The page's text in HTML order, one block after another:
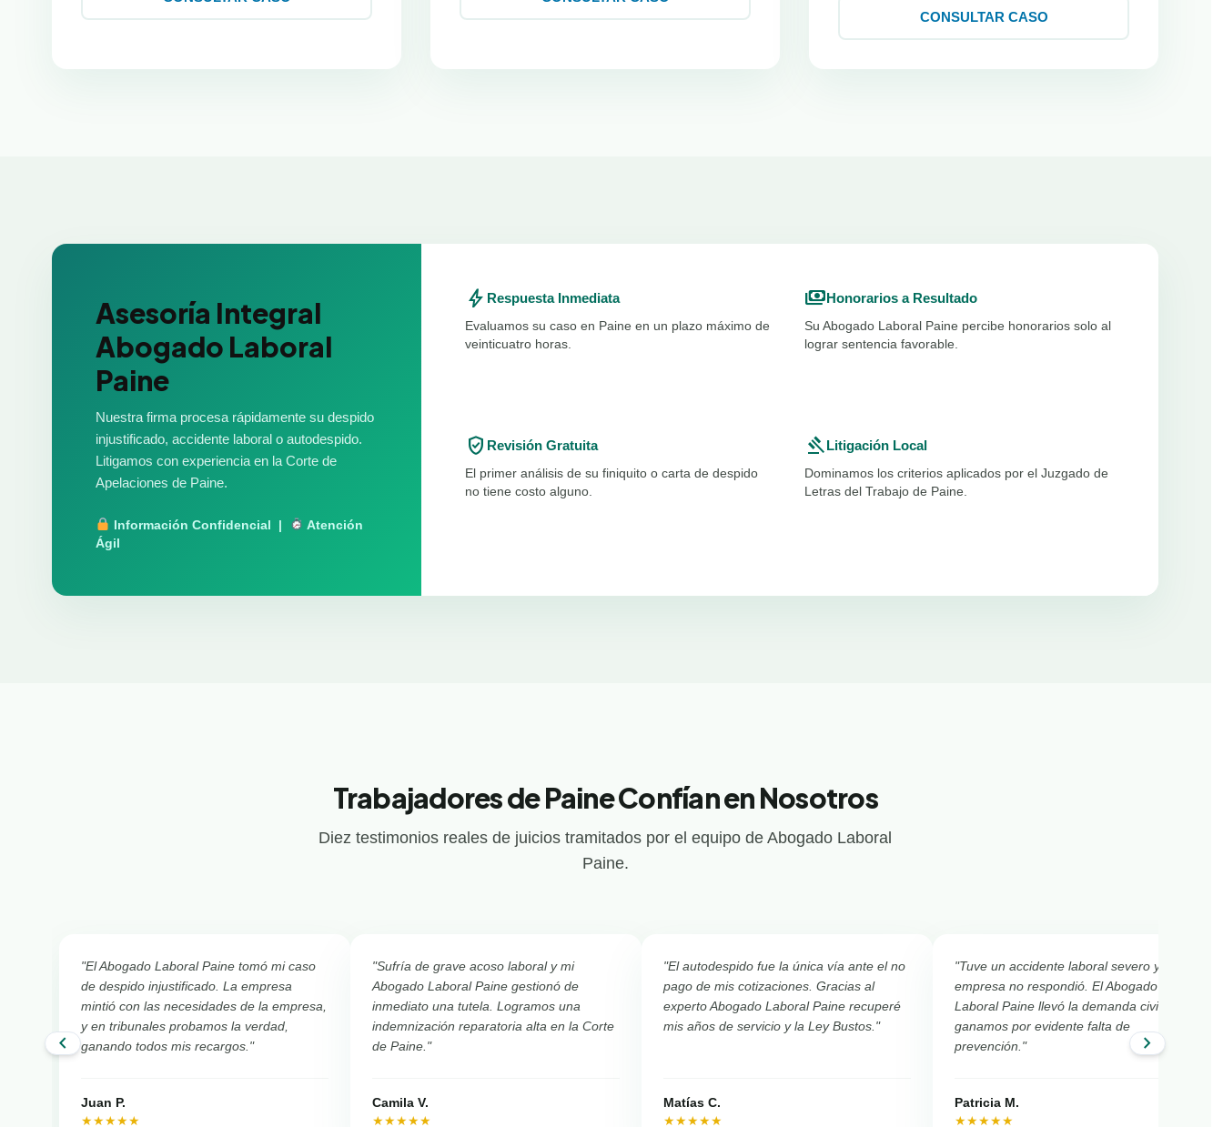
CONSULTAR CASO
Asesoría Integral
Abogado Laboral
Paine
Nuestra firma procesa rápidamente su despido
injustificado, accidente laboral o autodespido.
Litigamos con experiencia en la Corte de
Apelaciones de Paine.
Información Confidencial |
Atención
Ágil
bolt Respuesta Inmediata
Evaluamos su caso en Paine en un plazo máximo de
veinticuatro horas.
paymentsHonorarios a Resultado
Su Abogado Laboral Paine percibe honorarios solo al
lograr sentencia favorable.
verified_user Revisión Gratuita
El primer análisis de su finiquito o carta de despido
no tiene costo alguno.
gavelLitigación Local
Dominamos los criterios aplicados por el Juzgado de
Letras del Trabajo de Paine.
Trabajadores de Paine Confían en Nosotros
Diez testimonios reales de juicios tramitados por el equipo de Abogado Laboral
Paine.
chevron_left
"El Abogado Laboral Paine tomó mi caso
de despido injustificado. La empresa
mintió con las necesidades de la empresa,
y en tribunales probamos la verdad,
ganando todos mis recargos."
Juan P.
★★★★★
"Sufría de grave acoso laboral y mi
Abogado Laboral Paine gestionó de
inmediato una tutela. Logramos una
indemnización reparatoria alta en la Corte
de Paine."
Camila V.
★★★★★
"El autodespido fue la única vía ante el no
pago de mis cotizaciones. Gracias al
experto Abogado Laboral Paine recuperé
mis años de servicio y la Ley Bustos."
Matías C.
★★★★★
"Tuve un accidente laboral severo y la
empresa no respondió. El Abogado
Laboral Paine llevó la demanda civil y
ganamos por evidente falta de
prevención."
Patricia M.
★★★★★
chevron_right